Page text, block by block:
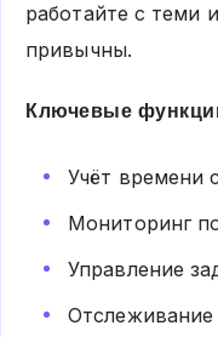
работайте с теми
привычны.
Ключевые
Учёт времени
Мониторинг
Управление
Отслеживание